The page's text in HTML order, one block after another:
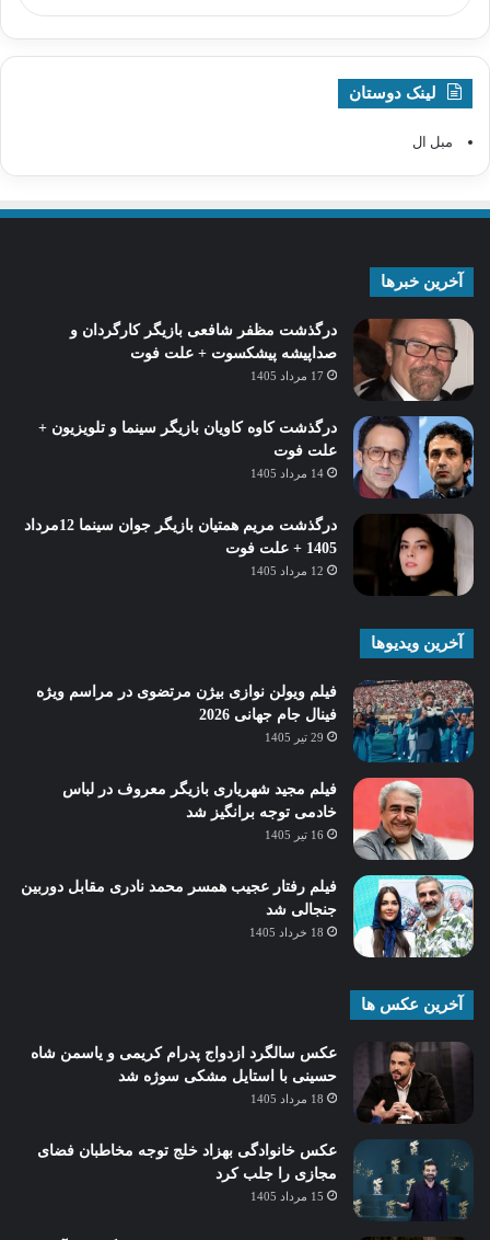
لینک دوستان
مبل ال
آخرین خبرها
درگذشت مظفر شافعی بازیگر کارگردان و
صداپیشه پیشکسوت + علت فوت
17 مرداد 1405
درگذشت کاوه کاویان بازیگر سینما و تلویزیون +
علت فوت
14 مرداد 1405
درگذشت مریم همتیان بازیگر جوان سینما 12مرداد
1405 + علت فوت
12 مرداد 1405
آخرین ویدیوها
فیلم ویولن نوازی بیژن مرتضوی در مراسم ویژه
فینال جام جهانی 2026
29 تیر 1405
فیلم مجید شهریاری بازیگر معروف در لباس
خادمی توجه برانگیز شد
16 تیر 1405
فیلم رفتار عجیب همسر محمد نادری مقابل دوربین
جنجالی شد
18 خرداد 1405
آخرین عکس ها
عکس سالگرد ازدواج پدرام کریمی و یاسمن شاه‌
حسینی با استایل مشکی سوژه شد
18 مرداد 1405
عکس خانوادگی بهزاد خلج توجه مخاطبان فضای
مجازی را جلب کرد
15 مرداد 1405